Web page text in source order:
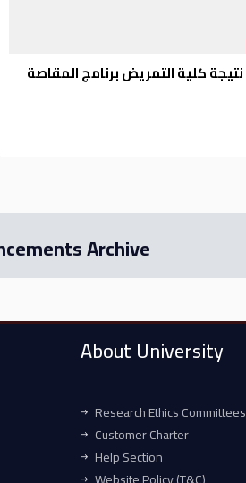
نتيجة كلية التمريض برنامج المقاصة
Archive
About University
Research Ethics Committees
Customer Charter
Help Section